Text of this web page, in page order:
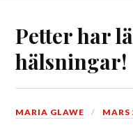
Petter har
hälsningar!
MARIA GLAWE MARS